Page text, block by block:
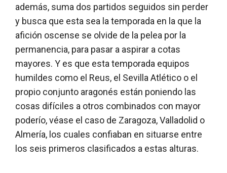
además, suma dos partidos seguidos sin perder
y busca que esta sea la temporada en la que la
afición oscense se olvide de la pelea por la
permanencia, para pasar a aspirar a cotas
mayores. Y es que esta temporada equipos
humildes como el Reus, el Sevilla Atlético o el
propio conjunto aragonés están poniendo las
cosas difíciles a otros combinados con mayor
poderío, véase el caso de Zaragoza, Valladolid o
Almería, los cuales confiaban en situarse entre
los seis primeros clasificados a estas alturas.